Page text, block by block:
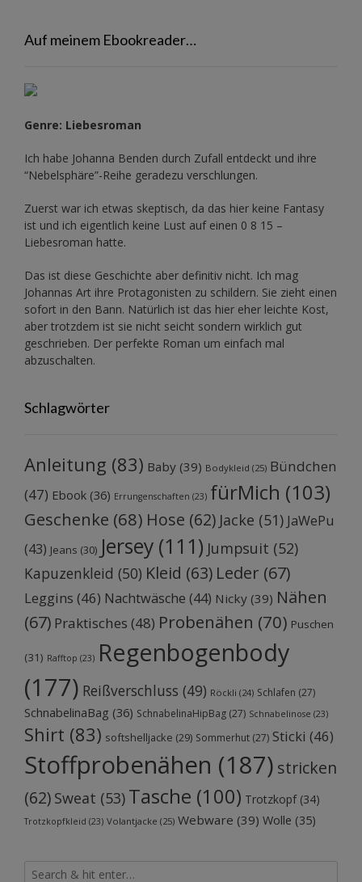
Auf meinem Ebookreader…
Genre: Liebesroman
Ich habe Johanna Benden durch Zufall entdeckt und ihre
“Nebelsphäre”-Reihe geradezu verschlungen.
Zuerst war ich etwas skeptisch, da das hier keine Fantasy
ist und ich eigentlich keine Lust auf einen 0 8 15 –
Liebesroman hatte.
Das ist diese Geschichte aber definitiv nicht. Ich mag
Johannas Art ihre Protagonisten zu schildern. Sie zieht einen
sofort in den Bann. Natürlich ist das hier eher leichte Kost,
aber trotzdem ist sie nicht seicht sondern wirklich gut
geschrieben. Der perfekte Roman um einfach mal
abzuschalten.
Schlagwörter
Anleitung (83) Baby (39) Bodykleid (25) Bündchen
(47) Ebook (36) Errungenschaften (23) fürMich (103)
Geschenke (68) Hose (62) Jacke (51) JaWePu
(43) Jeans (30) Jersey (111) Jumpsuit (52)
Kapuzenkleid (50) Kleid (63) Leder (67)
Leggins (46) Nachtwäsche (44) Nicky (39) Nähen
(67) Praktisches (48) Probenähen (70) Puschen
(31) Rafftop (23) Regenbogenbody
(177) Reißverschluss (49) Röckli (24) Schlafen (27)
SchnabelinaBag (36) SchnabelinaHipBag (27) Schnabelinose (23)
Shirt (83) softshelljacke (29) Sommerhut (27) Sticki (46)
Stoffprobenähen (187) stricken
(62) Sweat (53) Tasche (100) Trotzkopf(34)
Trotzkopfkleid (23) Volantjacke (25) Webware (39) Wolle (35)